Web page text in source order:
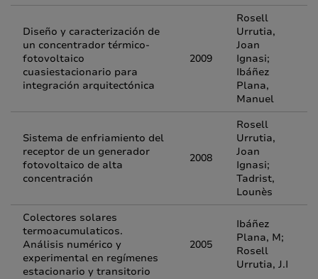
Diseño y caracterización de
un concentrador térmico-
fotovoltaico
cuasiestacionario para
integración arquitectónica
2009
Rosell
Urrutia,
Joan
Ignasi;
Ibáñez
Plana,
Manuel
Sistema de enfriamiento del
receptor de un generador
fotovoltaico de alta
concentración
2008
Rosell
Urrutia,
Joan
Ignasi;
Tadrist,
Lounès
Colectores solares
termoacumulaticos.
Análisis numérico y
experimental en regímenes
estacionario y transitorio
2005
Ibáñez
Plana, M;
Rosell
Urrutia, J.I